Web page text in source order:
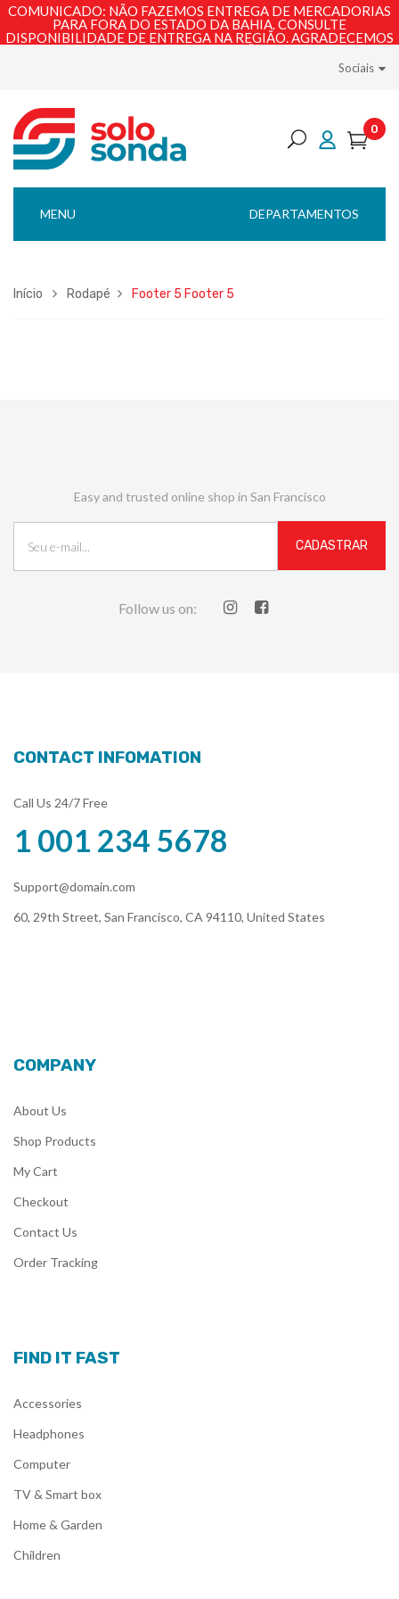
COMUNICADO: NÃO FAZEMOS ENTREGA DE MERCADORIAS
PARA FORA DO ESTADO DA BAHIA. CONSULTE
DISPONIBILIDADE DE ENTREGA NA REGIÃO. AGRADECEMOS
Sociais
0
DEPARTAMENTOS
MENU
Início Rodapé Footer 5 Footer 5
Easy and trusted online shop in San Francisco
Follow us on:
CONTACT INFOMATION
Call Us 24/7 Free
1 001 234 5678
Support@domain.com
60, 29th Street, San Francisco, CA 94110, United States
COMPANY
About Us
Shop Products
My Cart
Checkout
Contact Us
Order Tracking
FIND IT FAST
Accessories
Headphones
Computer
TV & Smart box
Home & Garden
Children